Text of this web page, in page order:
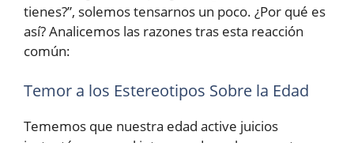
tienes?”, solemos tensarnos un poco. ¿Por qué es
así? Analicemos las razones tras esta reacción
común:
Temor a los Estereotipos Sobre la Edad
Tememos que nuestra edad active juicios